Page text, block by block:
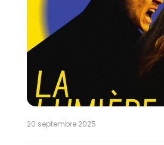
20 septembre 2025